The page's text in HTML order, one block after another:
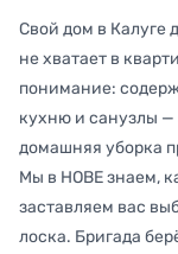
Свой дом в Калуге
не хватает в
понимание:
кухню и санузлы —
домашняя уборка
Мы в НОВЕ знаем,
заставляем вас
лоска. Бригада